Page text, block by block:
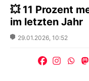
💥 11 Prozent
im letzten Jahr
Posted
29.01.2026, 10:52